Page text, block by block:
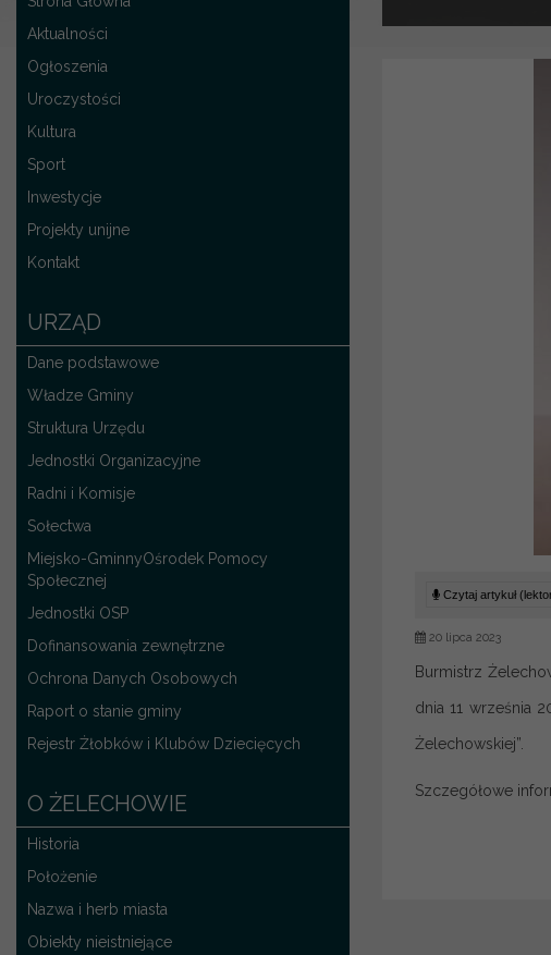
Aktualności
Ogłoszenia
Uroczystości
Kultura
Sport
Inwestycje
Projekty unijne
Kontakt
URZĄD
Dane podstawowe
Władze Gminy
Struktura Urzędu
Jednostki Organizacyjne
Radni i Komisje
Sołectwa
Miejsko-GminnyOśrodek Pomocy
Społecznej
Jednostki OSP
Dofinansowania zewnętrzne
Ochrona Danych Osobowych
Raport o stanie gminy
Rejestr Żłobków i Klubów Dziecięcych
O ŻELECHOWIE
Historia
Położenie
Nazwa i herb miasta
Obiekty nieistniejące
Czytaj artykuł
20 lipca 2023
Burmistrz
dnia 11 września
Żelechowskiej”.
Szczegółowe